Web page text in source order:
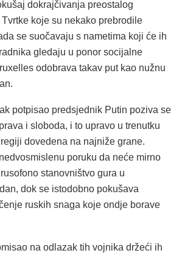
dokrajčivanja preostalog
koje su nekako prebrodile
se suočavaju s nametima koji će ih
gledaju u ponor socijalne
odobrava takav put kao nužnu
potpisao predsjednik Putin poziva se
i sloboda, i to upravo u trenutku
dovedena na najniže grane.
poruku da neće mirno
stanovništvo gura u
dok se istodobno pokušava
ruskih snaga koje ondje borave
na odlazak tih vojnika držeći ih